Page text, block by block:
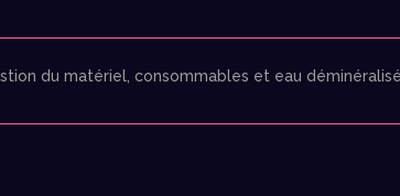
du matériel, consommables et eau